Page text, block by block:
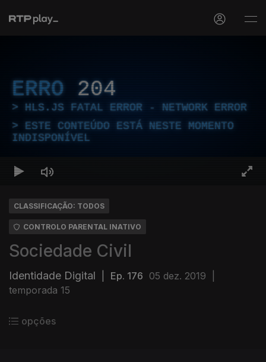
ERRO 204
HLS.JS FATAL ERROR - NETWORK ERROR
ESTE CONTEÚDO ESTÁ NESTE MOMENTO
INDISPONÍVEL
CLASSIFICAÇÃO: TODOS
CONTROLO PARENTAL INATIVO
Sociedade Civil
Identidade Digital Ep. 176 05 dez. 2019
temporada 15
opções